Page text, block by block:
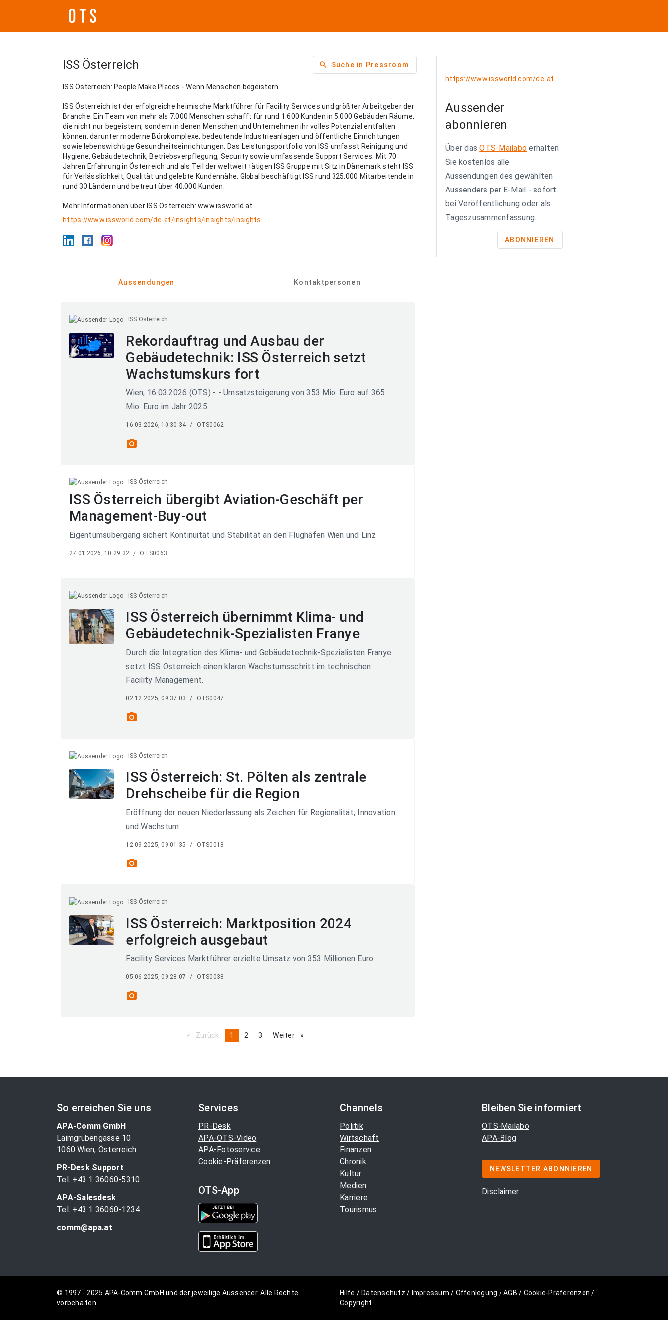
ISS Österreich search Suche in Pressroom
ISS Österreich: People Make Places - Wenn Menschen begeistern.
ISS Österreich ist der erfolgreiche heimische Marktführer für Facility Services und größter Arbeitgeber der
Branche. Ein Team von mehr als 7.000 Menschen schafft für rund 1.600 Kunden in 5.000 Gebäuden Räume,
die nicht nur begeistern, sondern in denen Menschen und Unternehmen ihr volles Potenzial entfalten
können: darunter moderne Bürokomplexe, bedeutende Industrieanlagen und öffentliche Einrichtungen
sowie lebenswichtige Gesundheitseinrichtungen. Das Leistungsportfolio von ISS umfasst Reinigung und
Hygiene, Gebäudetechnik, Betriebsverpflegung, Security sowie umfassende Support Services. Mit 70
Jahren Erfahrung in Österreich und als Teil der weltweit tätigen ISS Gruppe mit Sitz in Dänemark steht ISS
für Verlässlichkeit, Qualität und gelebte Kundennähe. Global beschäftigt ISS rund 325.000 Mitarbeitende in
rund 30 Ländern und betreut über 40.000 Kunden.
Mehr Informationen über ISS Österreich: www.issworld.at
https://www.issworld.com/de-at/insights/insights/insights
Aussendungen Kontaktpersonen
ISS Österreich
Rekordauftrag und Ausbau der
Gebäudetechnik: ISS Österreich setzt
Wachstumskurs fort
Wien, 16.03.2026 (OTS) - - Umsatzsteigerung von 353 Mio. Euro auf 365
Mio. Euro im Jahr 2025
16.03.2026, 10:30:34 / OTS0062
photo_camera
ISS Österreich
ISS Österreich übergibt Aviation-Geschäft per
Management-Buy-out
Eigentumsübergang sichert Kontinuität und Stabilität an den Flughäfen Wien und Linz
27.01.2026, 10:29:32 / OTS0063
ISS Österreich
ISS Österreich übernimmt Klima- und
Gebäudetechnik-Spezialisten Franye
Durch die Integration des Klima- und Gebäudetechnik-Spezialisten Franye
setzt ISS Österreich einen klaren Wachstumsschritt im technischen
Facility Management.
02.12.2025, 09:37:03 / OTS0047
photo_camera
ISS Österreich
ISS Österreich: St. Pölten als zentrale
Drehscheibe für die Region
Eröffnung der neuen Niederlassung als Zeichen für Regionalität, Innovation
und Wachstum
12.09.2025, 09:01:35 / OTS0018
photo_camera
ISS Österreich
ISS Österreich: Marktposition 2024
erfolgreich ausgebaut
Facility Services Marktführer erzielte Umsatz von 353 Millionen Euro
05.06.2025, 09:28:07 / OTS0038
photo_camera
Zurück pageYou're
1 page
2 page
3 Weiter page
https://www.issworld.com/de-at
Aussender
abonnieren
Über dasOTS-Mailabo erhalten
Sie kostenlos alle
Aussendungen des gewählten
Aussenders per E-Mail - sofort
bei Veröffentlichung oder als
Tageszusammenfassung.
ABONNIEREN
So erreichen Sie uns
APA-Comm GmbH
Laimgrubengasse 10
1060 Wien, Österreich
PR-Desk Support
Tel. +43 1 36060-5310
APA-Salesdesk
Tel. +43 1 36060-1234
comm@apa.at
Services
PR-Desk
APA-OTS-Video
APA-Fotoservice
Cookie-Präferenzen
OTS-App
Channels
Politik
Wirtschaft
Finanzen
Chronik
Kultur
Medien
Karriere
Tourismus
Bleiben Sie informiert
OTS-Mailabo
APA-Blog
NEWSLETTER ABONNIEREN
Disclaimer
© 1997 - 2025 APA-Comm GmbH und der jeweilige Aussender. Alle Rechte
vorbehalten.
Hilfe / Datenschutz / Impressum / Offenlegung /AGB / Cookie-Präferenzen /
Copyright